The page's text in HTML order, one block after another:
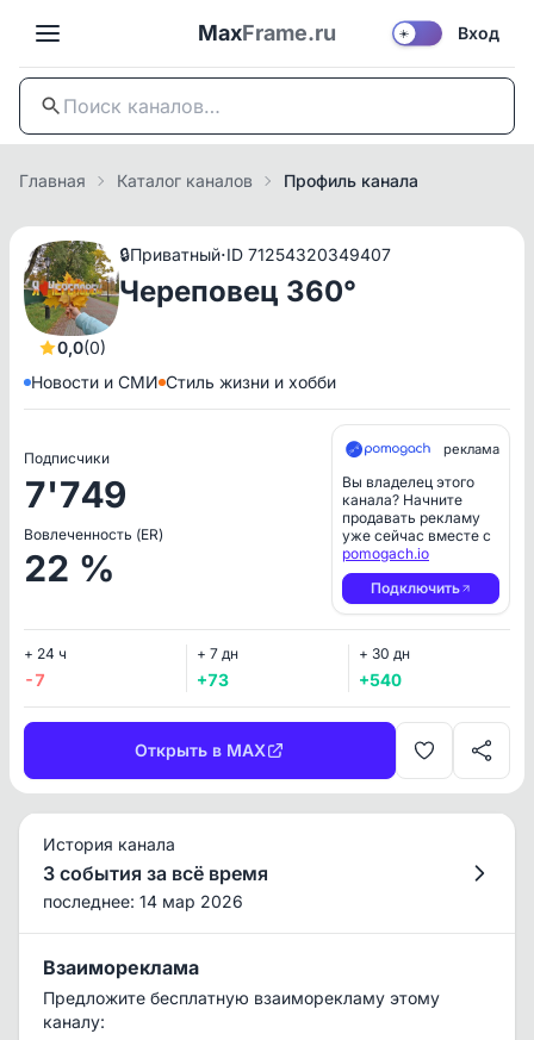
MaxFrame.ru ☀️ Вход
Главная Каталог каналов Профиль канала
0,0(0)
🔒Приватный·ID 71254320349407
Череповец 360°
Новости и СМИ Стиль жизни и хобби
Подписчики
7'749
Вовлеченность (ER)
22 %
реклама
Вы владелец этого
канала? Начните
продавать рекламу
уже сейчас вместе с
pomogach.io
Подключить
+ 24 ч
-7
+ 7 дн
+73
+ 30 дн
+540
Открыть в MAX
История канала
3 события за всё время
последнее: 14 мар 2026
Взаимореклама
Предложите бесплатную взаиморекламу этому
каналу: